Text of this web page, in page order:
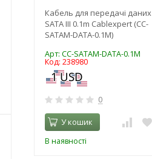
Кабель для передачі даних
SATA III 0.1m Cablexpert (CC-
SATAM-DATA-0.1M)
Арт: CC-SATAM-DATA-0.1M
Код: 238980
0
У кошик
В наявності